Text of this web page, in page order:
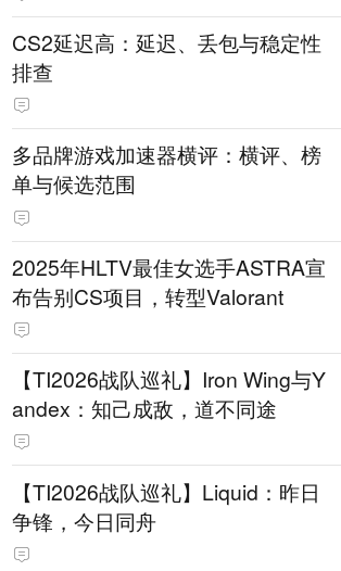
CS2延迟高：延迟、丢包与稳定性
排查
多品牌游戏加速器横评：横评、榜
单与候选范围
2025年HLTV最佳女选手ASTRA宣
布告别CS项目，转型Valorant
【TI2026战队巡礼】Iron Wing与Y
andex：知己成敌，道不同途
【TI2026战队巡礼】Liquid：昨日
争锋，今日同舟